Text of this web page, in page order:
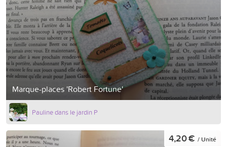
Marque-places 'Robert Fortune'
Pauline dans le jardin P
4,20 € / Unité